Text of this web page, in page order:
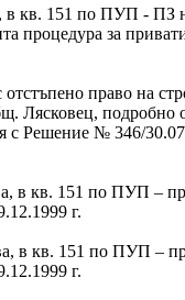
в кв. 151 по ПУП - ПЗ
процедура за
право на
Лясковец,
с Решение № 346/
в кв. 151 по ПУП –
г.
в кв. 151 по ПУП –
г.